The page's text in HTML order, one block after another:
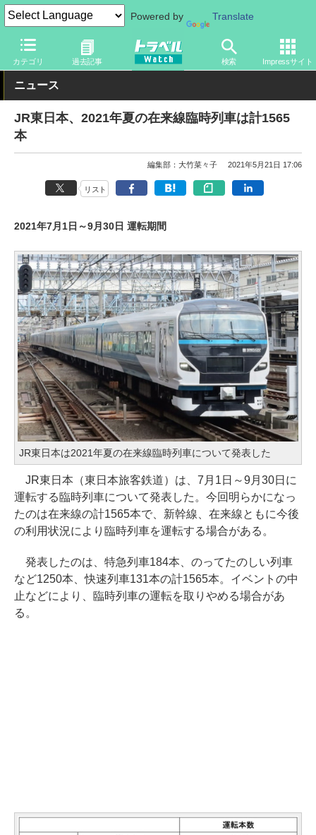
Powered by Translate
カテゴリ 過去記事 検索 Impressサイト
トラベル Watch 企業・政府・官庁 鉄道 JR
ニュース
JR東日本、2021年夏の在来線臨時列車は計1565
本
編集部：大竹菜々子 2021年5月21日 17:06
リスト
2021年7月1日～9月30日 運転期間
JR東日本は2021年夏の在来線臨時列車について発表した
JR東日本（東日本旅客鉄道）は、7月1日～9月30日に
運転する臨時列車について発表した。今回明らかになっ
たのは在来線の計1565本で、新幹線、在来線ともに今後
の利用状況により臨時列車を運転する場合がある。
発表したのは、特急列車184本、のってたのしい列車
など1250本、快速列車131本の計1565本。イベントの中
止などにより、臨時列車の運転を取りやめる場合があ
る。